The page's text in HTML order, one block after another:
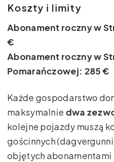
Koszty i limity
Abonament roczny w
€
Abonament roczny w
Pomarańczowej: 285 €
Każde gospodarstwo
maksymalnie dwa
kolejne pojazdy muszą
gościnnych
objętych abonamentami